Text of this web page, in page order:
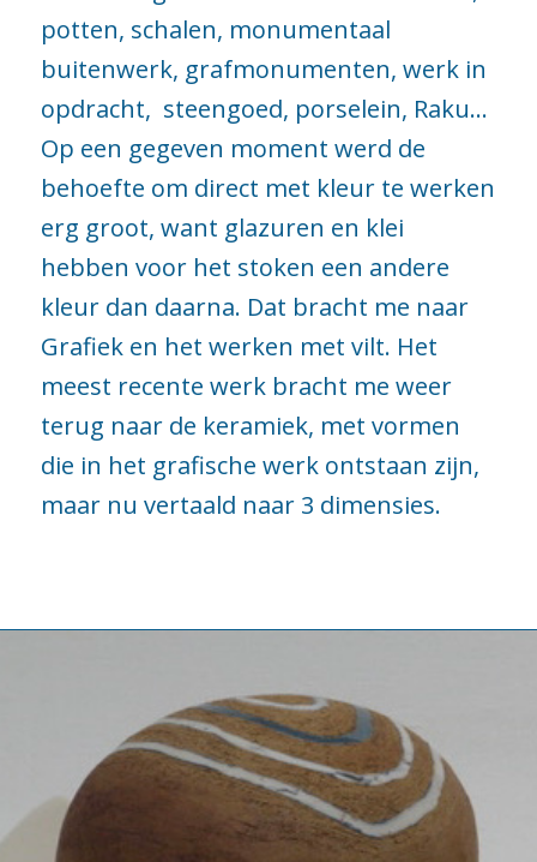
potten, schalen, monumentaal
buitenwerk, grafmonumenten, werk in
opdracht, steengoed, porselein, Raku…
Op een gegeven moment werd de
behoefte om direct met kleur te werken
erg groot, want glazuren en klei
hebben voor het stoken een andere
kleur dan daarna. Dat bracht me naar
Grafiek en het werken met vilt. Het
meest recente werk bracht me weer
terug naar de keramiek, met vormen
die in het grafische werk ontstaan zijn,
maar nu vertaald naar 3 dimensies.